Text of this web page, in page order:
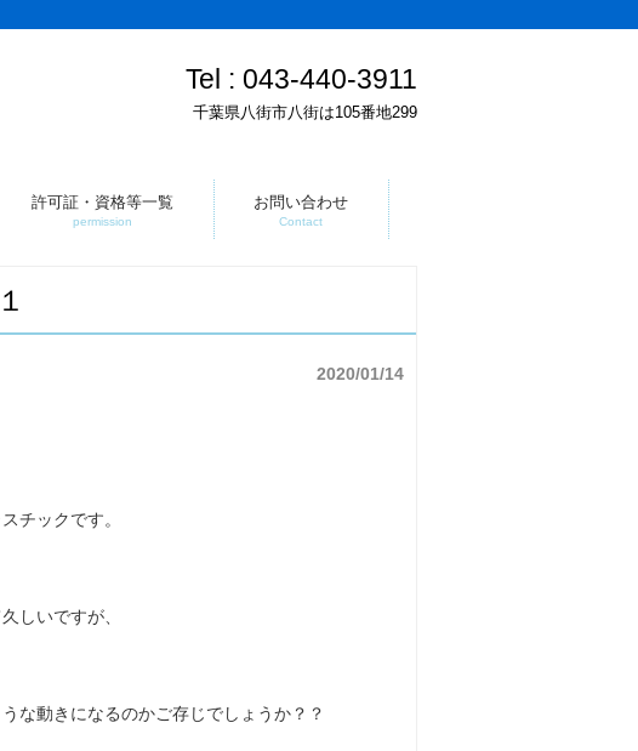
Tel : 043-440-3911
千葉県八街市八街は105番地299
許可証・資格等一覧
permission
お問い合わせ
Contact
2020/01/14
チックです。
しいですが、
な動きになるのかご存じでしょうか？？